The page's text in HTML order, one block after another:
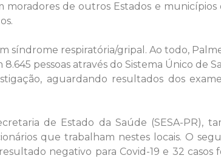
moradores de outros Estados e
síndrome respiratória/gripal. Ao todo,
pessoas através do Sistema Único de
aguardando resultados dos
de Estado da Saúde (SESA-PR),
que trabalham nestes locais. O
negativo para Covid-19 e 32